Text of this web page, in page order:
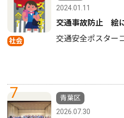
社会
2024.01.11
交通事故防止 絵
交通安全ポスター
7
青葉区
2026.07.30